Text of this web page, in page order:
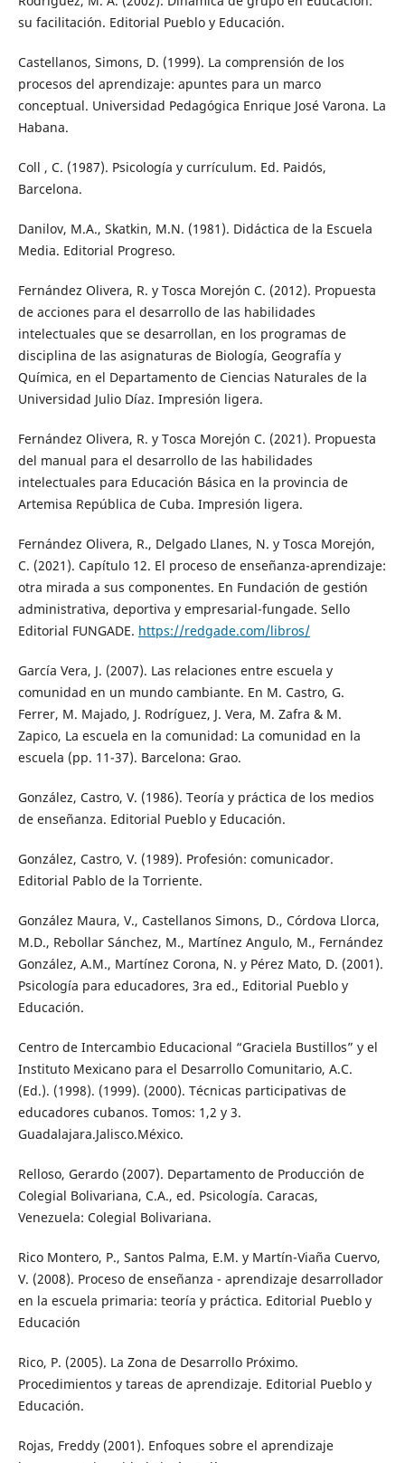
su facilitación. Editorial Pueblo y Educación.
Castellanos, Simons, D. (1999). La comprensión de los
procesos del aprendizaje: apuntes para un marco
conceptual. Universidad Pedagógica Enrique José Varona. La
Habana.
Coll , C. (1987). Psicología y currículum. Ed. Paidós,
Barcelona.
Danilov, M.A., Skatkin, M.N. (1981). Didáctica de la Escuela
Media. Editorial Progreso.
Fernández Olivera, R. y Tosca Morejón C. (2012). Propuesta
de acciones para el desarrollo de las habilidades
intelectuales que se desarrollan, en los programas de
disciplina de las asignaturas de Biología, Geografía y
Química, en el Departamento de Ciencias Naturales de la
Universidad Julio Díaz. Impresión ligera.
Fernández Olivera, R. y Tosca Morejón C. (2021). Propuesta
del manual para el desarrollo de las habilidades
intelectuales para Educación Básica en la provincia de
Artemisa República de Cuba. Impresión ligera.
Fernández Olivera, R., Delgado Llanes, N. y Tosca Morejón,
C. (2021). Capítulo 12. El proceso de enseñanza-aprendizaje:
otra mirada a sus componentes. En Fundación de gestión
administrativa, deportiva y empresarial-fungade. Sello
Editorial FUNGADE. https://redgade.com/libros/
García Vera, J. (2007). Las relaciones entre escuela y
comunidad en un mundo cambiante. En M. Castro, G.
Ferrer, M. Majado, J. Rodríguez, J. Vera, M. Zafra & M.
Zapico, La escuela en la comunidad: La comunidad en la
escuela (pp. 11-37). Barcelona: Grao.
González, Castro, V. (1986). Teoría y práctica de los medios
de enseñanza. Editorial Pueblo y Educación.
González, Castro, V. (1989). Profesión: comunicador.
Editorial Pablo de la Torriente.
González Maura, V., Castellanos Simons, D., Córdova Llorca,
M.D., Rebollar Sánchez, M., Martínez Angulo, M., Fernández
González, A.M., Martínez Corona, N. y Pérez Mato, D. (2001).
Psicología para educadores, 3ra ed., Editorial Pueblo y
Educación.
Centro de Intercambio Educacional “Graciela Bustillos” y el
Instituto Mexicano para el Desarrollo Comunitario, A.C.
(Ed.). (1998). (1999). (2000). Técnicas participativas de
educadores cubanos. Tomos: 1,2 y 3.
Guadalajara.Jalisco.México.
Relloso, Gerardo (2007). Departamento de Producción de
Colegial Bolivariana, C.A., ed. Psicología. Caracas,
Venezuela: Colegial Bolivariana.
Rico Montero, P., Santos Palma, E.M. y Martín-Viaña Cuervo,
V. (2008). Proceso de enseñanza - aprendizaje desarrollador
en la escuela primaria: teoría y práctica. Editorial Pueblo y
Educación
Rico, P. (2005). La Zona de Desarrollo Próximo.
Procedimientos y tareas de aprendizaje. Editorial Pueblo y
Educación.
Rojas, Freddy (2001). Enfoques sobre el aprendizaje